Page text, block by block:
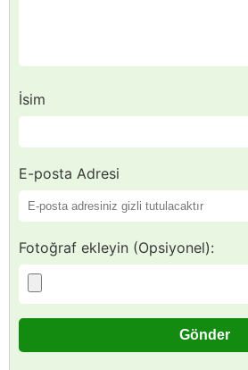
İsim
E-posta Adresi
Fotoğraf ekleyin (Opsiyonel):